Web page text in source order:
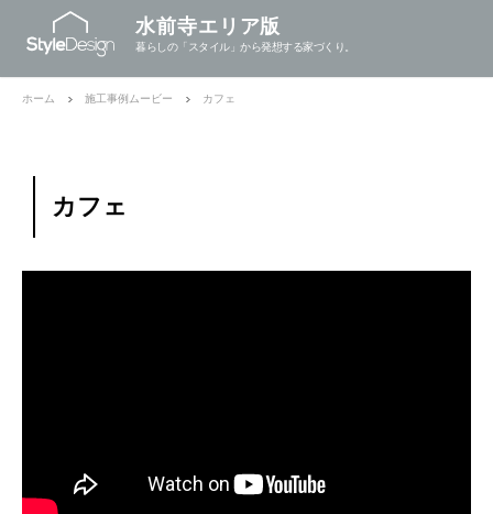
水前寺エリア版
暮らしの「スタイル」から発想する家づくり。
ホーム 施工事例ムービー カフェ
カフェ